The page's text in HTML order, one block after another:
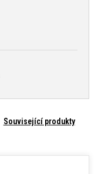
Související produkty